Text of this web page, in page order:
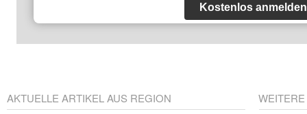
Kostenlos anmelden
AKTUELLE ARTIKEL AUS REGION